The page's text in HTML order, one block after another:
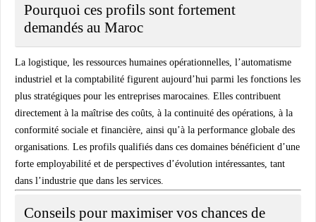
Pourquoi ces profils sont fortement
demandés au Maroc
La logistique, les ressources humaines opérationnelles, l’automatisme
industriel et la comptabilité figurent aujourd’hui parmi les fonctions les
plus stratégiques pour les entreprises marocaines. Elles contribuent
directement à la maîtrise des coûts, à la continuité des opérations, à la
conformité sociale et financière, ainsi qu’à la performance globale des
organisations. Les profils qualifiés dans ces domaines bénéficient d’une
forte employabilité et de perspectives d’évolution intéressantes, tant
dans l’industrie que dans les services.
Conseils pour maximiser vos chances de